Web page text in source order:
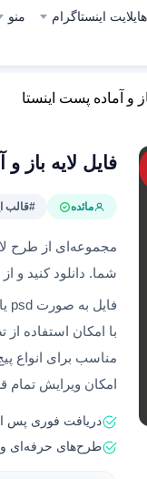
اینستاگرام منو
و آماده پست اینستا
فایل‌ لایه باز
مائده #قالب
مجموعه‌ای از طرح‌
شما. دانلود کنید و
فایل به صورت psd یا لایه باز
با امکان استفاده
مناسب برای انواع
امکان ویرایش
دریافت فوری پس
طرح‌های حرفه‌ای و